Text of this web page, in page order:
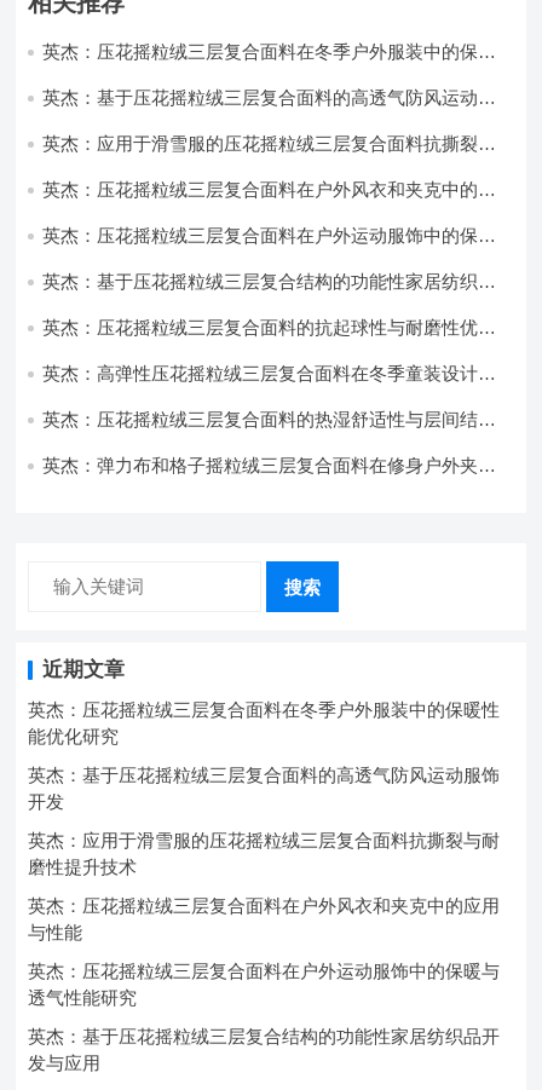
英杰：压花摇粒绒三层复合面料在冬季户外服装中的保暖
英杰：基于压花摇粒绒三层复合面料的高透气防风运动服
英杰：应用于滑雪服的压花摇粒绒三层复合面料抗撕裂与
英杰：压花摇粒绒三层复合面料在户外风衣和夹克中的应
英杰：压花摇粒绒三层复合面料在户外运动服饰中的保暖
英杰：基于压花摇粒绒三层复合结构的功能性家居纺织品
英杰：压花摇粒绒三层复合面料的抗起球性与耐磨性优化
英杰：高弹性压花摇粒绒三层复合面料在冬季童装设计中
英杰：压花摇粒绒三层复合面料的热湿舒适性与层间结合
英杰：弹力布和格子摇粒绒三层复合面料在修身户外夹克
搜索
近期文章
英杰：压花摇粒绒三层复合面料在冬季户外服装中的保暖性
能优化研究
英杰：基于压花摇粒绒三层复合面料的高透气防风运动服饰
开发
英杰：应用于滑雪服的压花摇粒绒三层复合面料抗撕裂与耐
磨性提升技术
英杰：压花摇粒绒三层复合面料在户外风衣和夹克中的应用
与性能
英杰：压花摇粒绒三层复合面料在户外运动服饰中的保暖与
透气性能研究
英杰：基于压花摇粒绒三层复合结构的功能性家居纺织品开
发与应用